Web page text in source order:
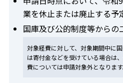
業を休止または廃止する予
国庫及び公的制度等からの
対象経費に対して、対象期間中に
は寄付金などを受けている場合は
費については申請対象外となります